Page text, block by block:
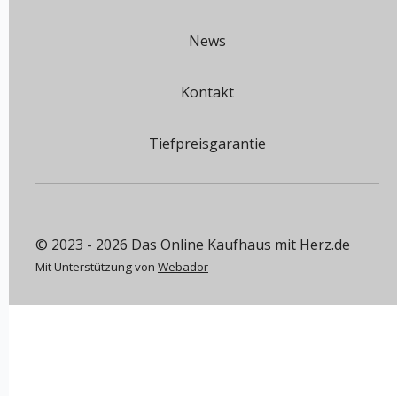
News
Kontakt
Tiefpreisgarantie
© 2023 - 2026 Das Online Kaufhaus mit Herz.de
Mit Unterstützung von Webador